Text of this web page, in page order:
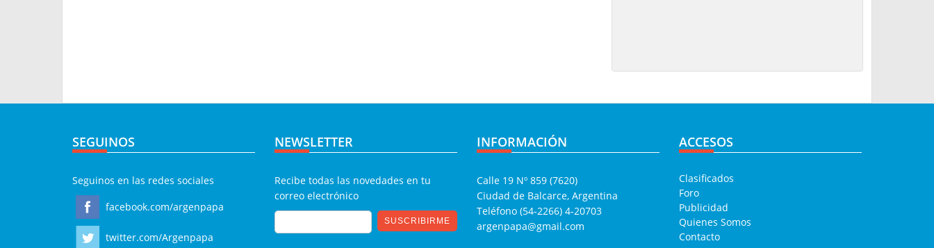
SEGUINOS
Seguinos en las redes sociales
facebook.com/argenpapa
twitter.com/Argenpapa
NEWSLETTER
Recibe todas las novedades en tu
correo electrónico
INFORMACIÓN
Calle 19 Nº 859 (7620)
Ciudad de Balcarce, Argentina
Teléfono (54-2266) 4-20703
argenpapa@gmail.com
ACCESOS
Clasificados
Foro
Publicidad
Quienes Somos
Contacto